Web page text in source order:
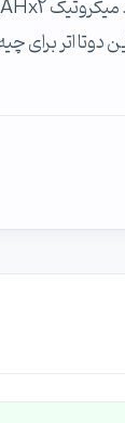
دوتا اتر برای